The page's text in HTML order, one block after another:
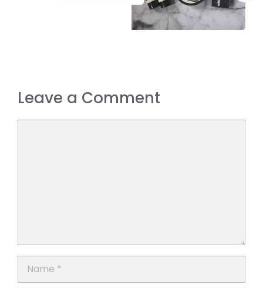
Leave a Comment
Name